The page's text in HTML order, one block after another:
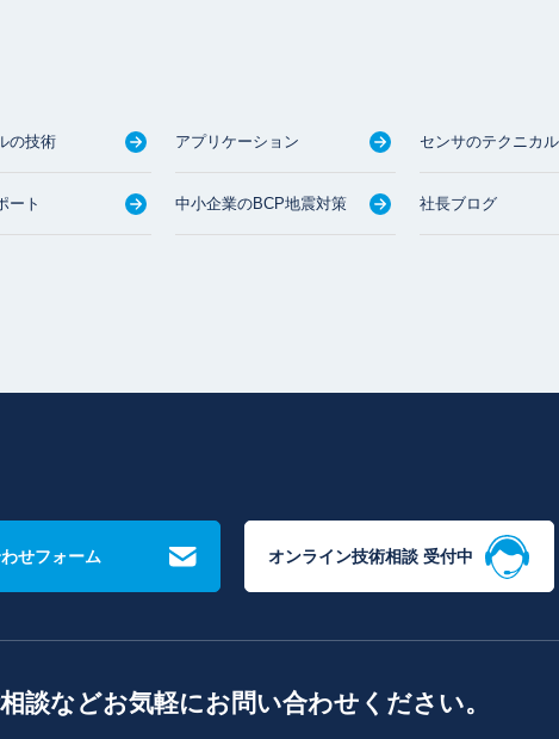
の技術 アプリケーション センサのテクニカ
ート 中小企業のBCP地震対策 社長ブログ
せフォーム オンライン技術相談 受付中
談などお気軽にお問い合わせください。